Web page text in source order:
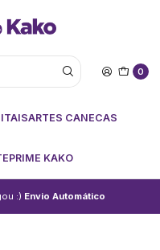
0
ARTES CANECAS
PRIME KAKO
:) Envio Automático